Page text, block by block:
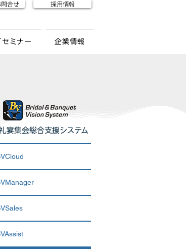
合せ 採用情報
セミナー 企業情報
宴集会総合支援システム